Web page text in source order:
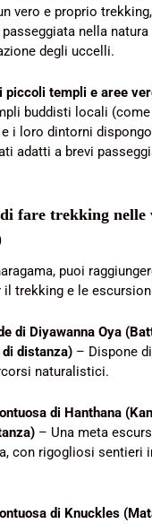
vero e proprio
nella
degli uccelli.
piccoli templi e aree
buddisti locali
i loro dintorni
adatti a brevi
fare trekking nelle
puoi
il trekking e le
di Diyawanna Oya
distanza) – Dispone
naturalistici.
di Hanthana
– Una meta
con rigogliosi sentieri
di Knuckles